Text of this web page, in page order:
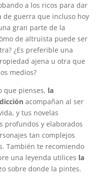
a los ricos para dar
de guerra que incluso hoy
gran parte de la
de altruista puede ser
¿Es preferible una
ajena u otra que
medios?
que pienses, la
acompañan al ser
y tus novelas
profundos y elaborados
tan complejos
También te recomiendo
una leyenda utilices la
sobre donde la pintes.